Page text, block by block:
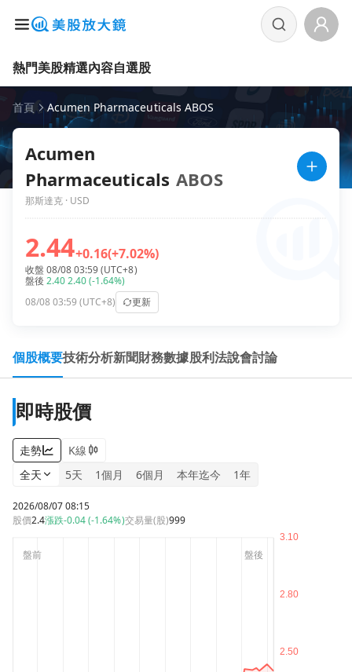
熱門美股精選內容自選股
首頁 Acumen Pharmaceuticals ABOS
Acumen
Pharmaceuticals ABOS
那斯達克 · USD
2.44+0.16(+7.02%)
收盤 08/08 03:59 (UTC+8)
盤後2.402.40(-1.64%)
08/08 03:59 (UTC+8)
更新
個股概要技術分析新聞財務數據股利法說會討論
即時股價
走勢
K線
全天
5天 1個月 6個月 本年迄今 1年
2026/08/07 08:15
股價2.4漲跌-0.04 (-1.64%)交易量(股)999